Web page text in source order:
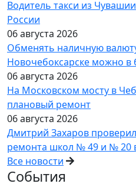
Водитель такси из
России
06 августа 2026
Обменять наличную
Новочебоксарске можно в
06 августа 2026
На Московском мосту в
плановый ремонт
06 августа 2026
Дмитрий Захаров
ремонта школ № 49 и № 20
Все новости
События